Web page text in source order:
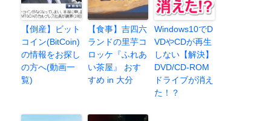
【倒産】ビット
コイン(BitCoin)
の情報をお探し
の方へ(動画一
覧)
【食事】吉四六
ランドの里芋コ
ロッケ『ふれあ
い茶屋』 おす
すめ in 大分
Windows10でD
VDやCDが再生
しない【解決】
DVD/CD-ROM
ドライブが消え
た！？